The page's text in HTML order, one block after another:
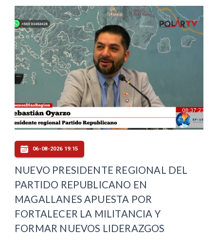
06-08-2026 19:15
NUEVO PRESIDENTE REGIONAL DEL
PARTIDO REPUBLICANO EN
MAGALLANES APUESTA POR
FORTALECER LA MILITANCIA Y
FORMAR NUEVOS LIDERAZGOS